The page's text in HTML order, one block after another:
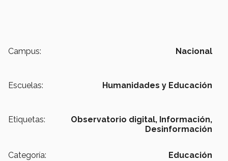
Campus: Nacional
Escuelas: Humanidades y Educación
Etiquetas: Observatorio digital, Información,
Desinformación
Categoría: Educación